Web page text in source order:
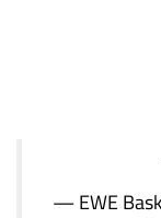
— EWE